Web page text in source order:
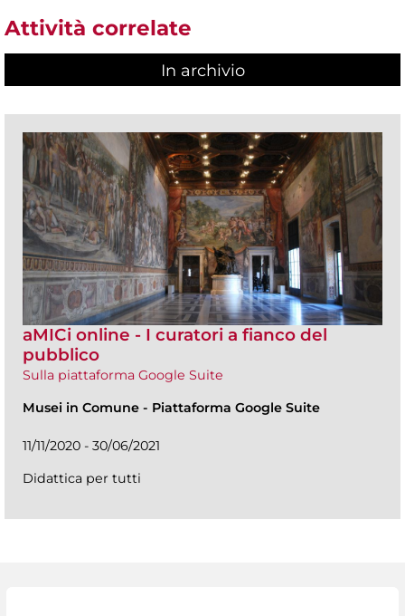
Attività correlate
In archivio
aMICi online - I curatori a fianco del
pubblico
Sulla piattaforma Google Suite
Musei in Comune - Piattaforma Google Suite
11/11/2020 - 30/06/2021
Didattica per tutti